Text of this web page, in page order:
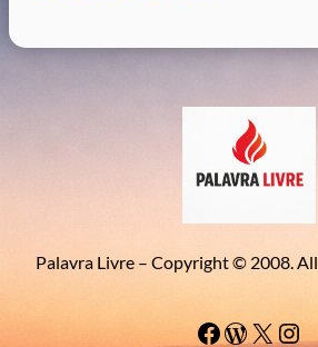
Palavra Livre – Copyright © 2008.
Facebook WordPress # Instagram